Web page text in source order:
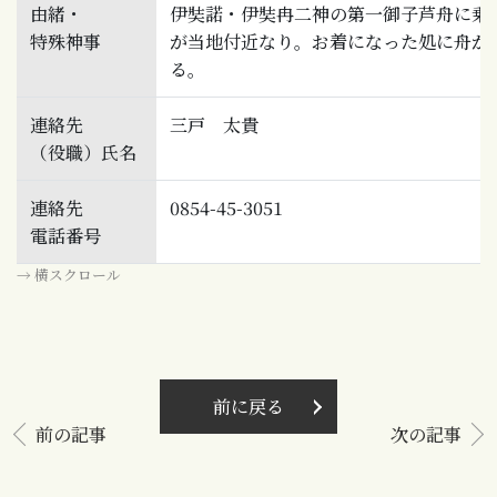
由緒・
特殊神事
伊奘諾・伊奘冉二神の第一御子芦舟に
が当地付近なり。お着になった処に舟
る。
連絡先
（役職）氏名
三戸 太貴
連絡先
電話番号
0854-45-3051
→ 横スクロール
前に戻る
前の記事
次の記事